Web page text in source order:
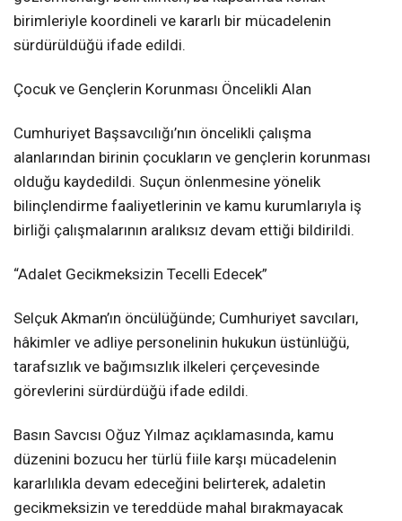
birimleriyle koordineli ve kararlı bir mücadelenin
sürdürüldüğü ifade edildi.
Çocuk ve Gençlerin Korunması Öncelikli Alan
Cumhuriyet Başsavcılığı’nın öncelikli çalışma
alanlarından birinin çocukların ve gençlerin korunması
olduğu kaydedildi. Suçun önlenmesine yönelik
bilinçlendirme faaliyetlerinin ve kamu kurumlarıyla iş
birliği çalışmalarının aralıksız devam ettiği bildirildi.
“Adalet Gecikmeksizin Tecelli Edecek”
Selçuk Akman’ın öncülüğünde; Cumhuriyet savcıları,
hâkimler ve adliye personelinin hukukun üstünlüğü,
tarafsızlık ve bağımsızlık ilkeleri çerçevesinde
görevlerini sürdürdüğü ifade edildi.
Basın Savcısı Oğuz Yılmaz açıklamasında, kamu
düzenini bozucu her türlü fiile karşı mücadelenin
kararlılıkla devam edeceğini belirterek, adaletin
gecikmeksizin ve tereddüde mahal bırakmayacak